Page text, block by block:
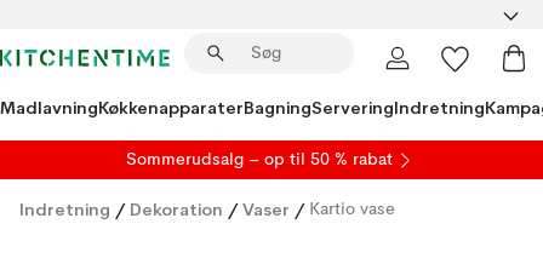
MadlavningKøkkenapparaterBagningServeringIndretning
Sommerudsalg – op til 50 % rabat
Indretning / Dekoration / Vaser / Kartio vase